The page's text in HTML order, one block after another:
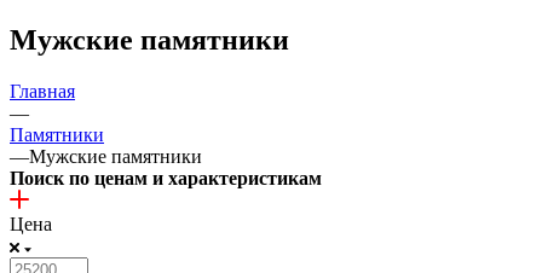
Мужские памятники
Главная
—
Памятники
—Мужские памятники
Поиск по ценам и характеристикам
Цена